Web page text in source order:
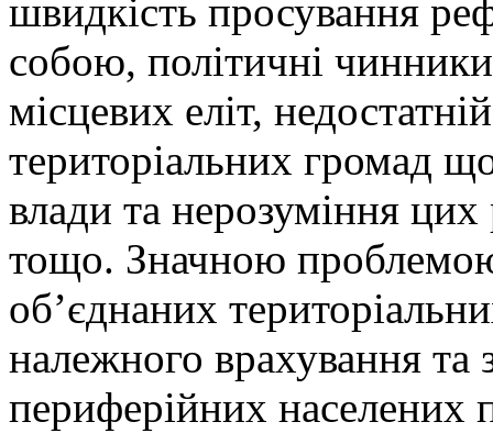
швидкість просування
собою, політичні
місцевих еліт,
територіальних громад
влади та нерозуміння
тощо. Значною
об’єднаних
належного врахування та
периферійних населених